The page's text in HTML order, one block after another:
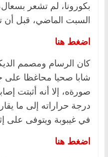
بكورونا، لم تشعر
السبت الماضي، قبل أن
اضغط هنا
كان الرسام ومصمم
شابا صحيا محاغظا
صورةه، إلا أنه أثبتت
في غيبوبة ويتوفى على
اضغط هنا